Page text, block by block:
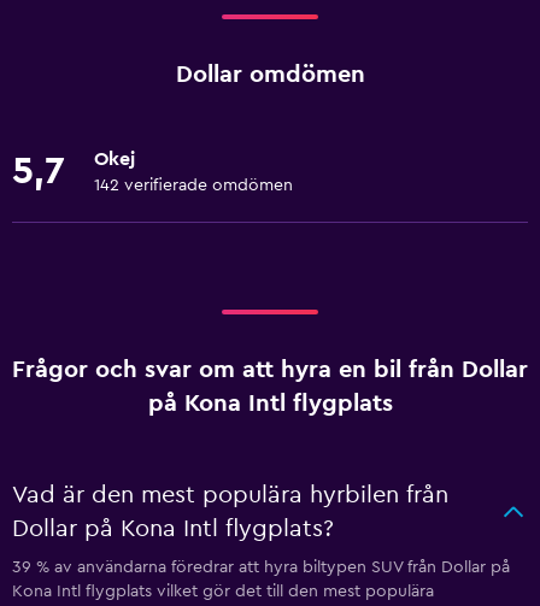
Dollar omdömen
5,7 Okej
142 verifierade omdömen
Frågor och svar om att hyra en bil från Dollar
på Kona Intl flygplats
Vad är den mest populära hyrbilen från
Dollar på Kona Intl flygplats?
39 % av användarna föredrar att hyra biltypen SUV från Dollar på
Kona Intl flygplats vilket gör det till den mest populära